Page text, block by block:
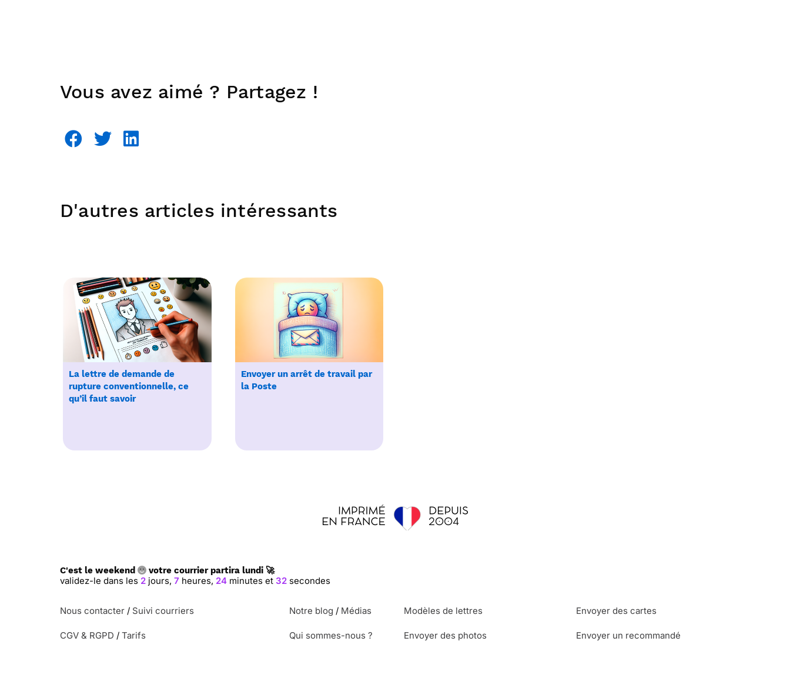
Vous avez aimé ? Partagez !
D'autres articles intéressants
La lettre de demande de
rupture conventionnelle, ce
qu’il faut savoir
Envoyer un arrêt de travail par
la Poste
C'est le weekend votre courrier partira lundi 🚀
validez-le dans les 2 jours, 7 heures, 24 minutes et 31secondes
Nous contacter / Suivi courriers
CGV & RGPD / Tarifs
Notre blog / Médias
Qui sommes-nous ?
Modèles de lettres
Envoyer des photos
Envoyer des cartes
Envoyer un recommandé